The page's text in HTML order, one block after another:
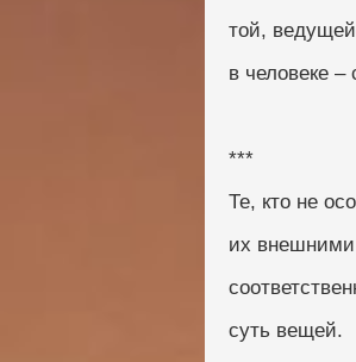
той,
в человеке
***
Те, кто не
их
суть вещей.